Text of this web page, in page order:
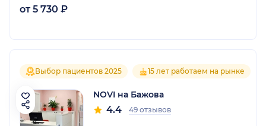
от 5 730 ₽
Выбор пациентов 2025 15 лет работаем на рынке
NOVI на Бажова
4.4 49 отзывов